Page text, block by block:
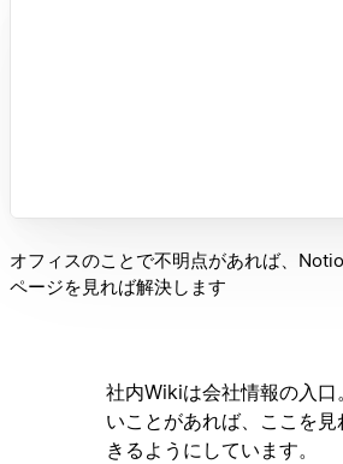
オフィスのことで不明点があれば、
ページを見れば解決します
社内Wikiは会社情報の入口
いことがあれば、ここを
きるようにしています。